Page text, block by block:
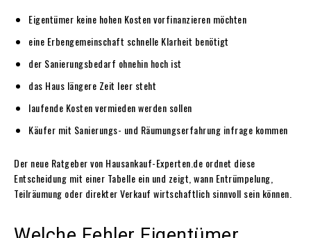
Eigentümer keine hohen Kosten vorfinanzieren möchten
eine Erbengemeinschaft schnelle Klarheit benötigt
der Sanierungsbedarf ohnehin hoch ist
das Haus längere Zeit leer steht
laufende Kosten vermieden werden sollen
Käufer mit Sanierungs- und Räumungserfahrung infrage kommen
Der neue Ratgeber von Hausankauf-Experten.de ordnet diese
Entscheidung mit einer Tabelle ein und zeigt, wann Entrümpelung,
Teilräumung oder direkter Verkauf wirtschaftlich sinnvoll sein können.